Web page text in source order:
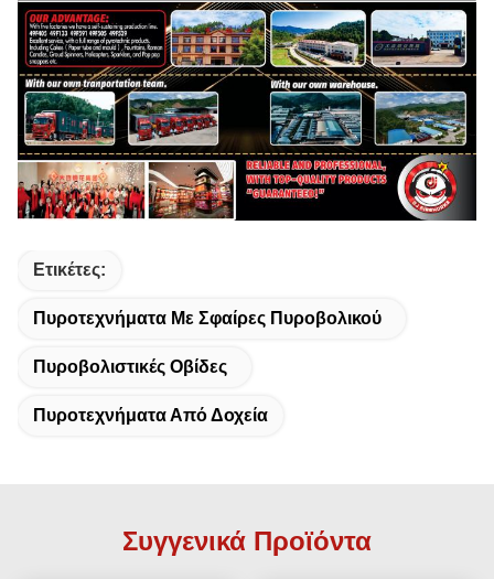
Ετικέτες:
Πυροτεχνήματα Με Σφαίρες Πυροβολικού
Πυροβολιστικές Οβίδες
Πυροτεχνήματα Από Δοχεία
Συγγενικά Προϊόντα